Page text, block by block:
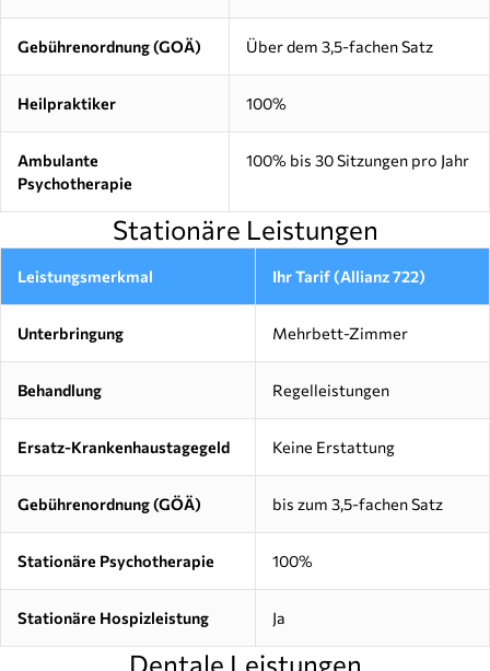
Gebührenordnung (GOÄ) Über dem 3,5-fachen Satz
Heilpraktiker 100%
Ambulante
Psychotherapie
100% bis 30 Sitzungen pro Jahr
Stationäre Leistungen
Leistungsmerkmal Ihr Tarif (Allianz 722)
Unterbringung Mehrbett-Zimmer
Behandlung Regelleistungen
Ersatz-Krankenhaustagegeld Keine Erstattung
Gebührenordnung (GÖÄ) bis zum 3,5-fachen Satz
Stationäre Psychotherapie 100%
Stationäre Hospizleistung Ja
Dentale Leistungen